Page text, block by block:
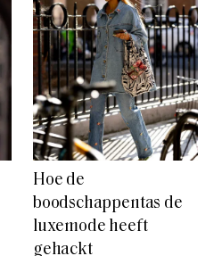
Hoe de
boodschappentas de
luxemode heeft
gehackt